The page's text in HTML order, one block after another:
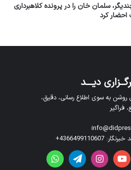
سلمان خان را در پرونده کلاهبرداری
احضار کرد
دیـــد
روشن به سوی اطلاع رسانی، دقیق،
فراگیر
یوتیوباینستاگرامتلگرامواتس آپ